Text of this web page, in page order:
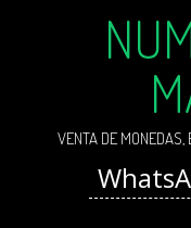
VENTA DE